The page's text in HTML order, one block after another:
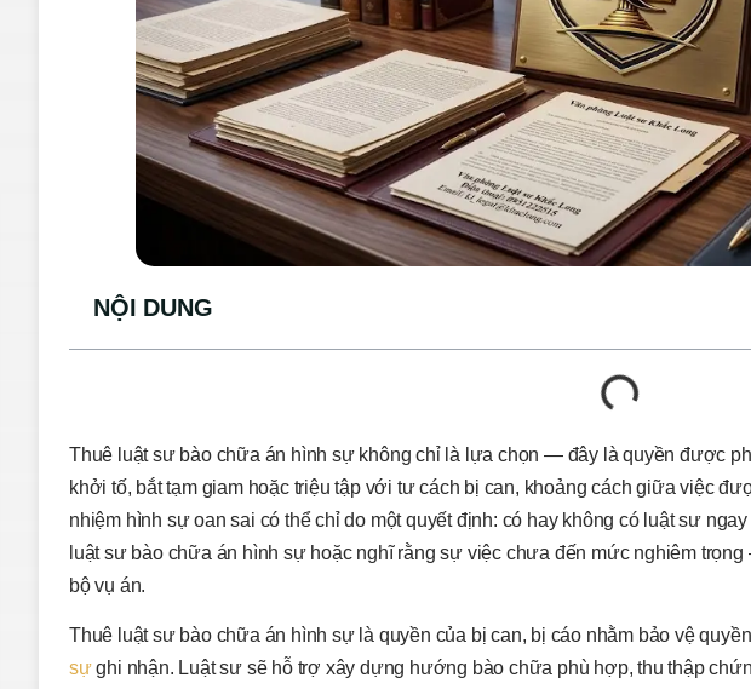
NỘI DUNG
Thuê luật sư bào chữa án hình sự không chỉ là lựa chọn — đây là quyền được
khởi tố, bắt tạm giam hoặc triệu tập với tư cách bị can, khoảng cách giữa việc
nhiệm hình sự oan sai có thể chỉ do một quyết định: có hay không có luật sư
luật sư bào chữa án hình sự hoặc nghĩ rằng sự việc chưa đến mức nghiêm
bộ vụ án.
Thuê luật sư bào chữa án hình sự là quyền của bị can, bị cáo nhằm bảo vệ
sựghi nhận. Luật sư sẽ hỗ trợ xây dựng hướng bào chữa phù hợp, thu thập